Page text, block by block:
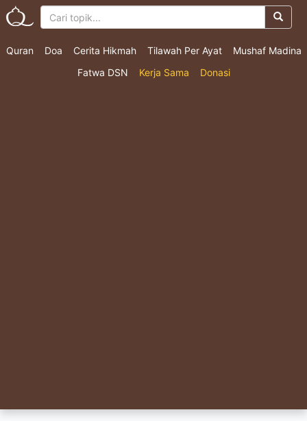
Quran Doa Cerita Hikmah Tilawah Per Ayat
Mushaf Madina
Fatwa DSN
Kerja Sama Donasi